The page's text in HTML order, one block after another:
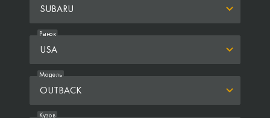
SUBARU
USA
Рынок
OUTBACK
Модель
Кузов